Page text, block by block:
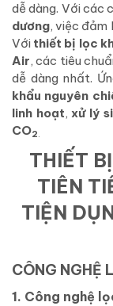
dễ dàng. Với các
dương, việc đảm
Với thiết bị lọc
Air, các tiêu
dễ dàng nhất.
khẩu nguyên
linh hoạt,xử lý
CO2.
THIẾT
TIÊN
TIỆN
CÔNG NGHỆ
1. Công nghệ